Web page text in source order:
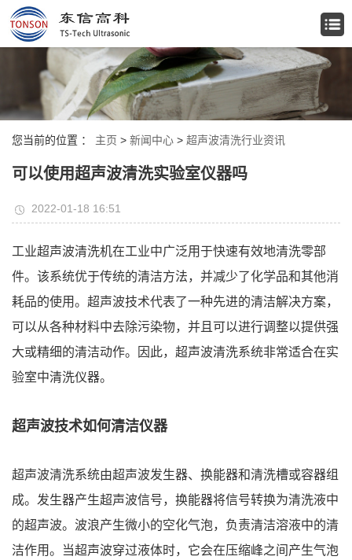
您当前的位置 ： 主页 > 新闻中心 > 超声波清洗行业资讯
可以使用超声波清洗实验室仪器吗
2022-01-18 16:51
工业超声波清洗机在工业中广泛用于快速有效地清洗零部
件。该系统优于传统的清洁方法，并减少了化学品和其他消
耗品的使用。超声波技术代表了一种先进的清洁解决方案，
可以从各种材料中去除污染物，并且可以进行调整以提供强
大或精细的清洁动作。因此，超声波清洗系统非常适合在实
验室中清洗仪器。
超声波技术如何清洁仪器
超声波清洗系统由超声波发生器、换能器和清洗槽或容器组
成。发生器产生超声波信号，换能器将信号转换为清洗液中
的超声波。波浪产生微小的空化气泡，负责清洁溶液中的清
洁作用。当超声波穿过液体时，它会在压缩峰之间产生气泡